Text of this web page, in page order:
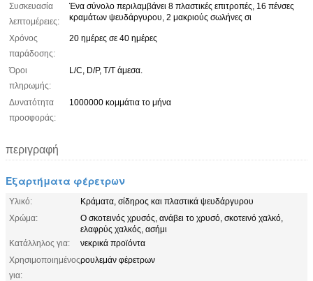
Συσκευασία
λεπτομέρειες:
Ένα σύνολο περιλαμβάνει 8 πλαστικές επιτροπές, 16 πένσες
κραμάτων ψευδάργυρου, 2 μακριούς σωλήνες σι
Χρόνος
παράδοσης:
20 ημέρες σε 40 ημέρες
Όροι
πληρωμής:
L/C, D/P, T/T άμεσα.
Δυνατότητα
προσφοράς:
1000000 κομμάτια το μήνα
περιγραφή
Εξαρτήματα φέρετρων
Υλικό:
Κράματα, σίδηρος και πλαστικά ψευδάργυρου
Χρώμα:
Ο σκοτεινός χρυσός, ανάβει το χρυσό, σκοτεινό χαλκό,
ελαφρύς χαλκός, ασήμι
Κατάλληλος για:
νεκρικά προϊόντα
Χρησιμοποιημένος
για:
ρουλεμάν φέρετρων